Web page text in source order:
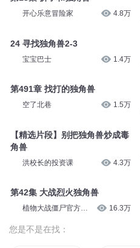
开心乐意冒险家 4.8万
24 寻找独角兽2-3
宝宝巴士 1.4万
第491章 找打的独角兽
空了北巷 1.5万
【精选片段】别把独角兽炒成毒
角兽
洪校长的投资课 4.3万
第42集 大战烈火独角兽
植物大战僵尸官方频
16.3万
您是不是在找：